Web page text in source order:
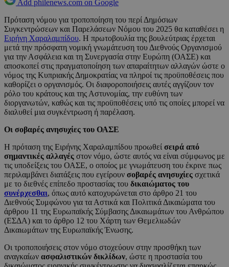
Add philenews.com on Google
Πρόταση νόμου για τροποποίηση του περί Δημόσιων
Συγκεντρώσεων και Παρελάσεων Νόμου του 2025 θα καταθέσει η
Ειρήνη Χαραλαμπίδου. Η πρωτοβουλία της βουλεύτριας έρχεται
μετά την πρόσφατη νομική γνωμάτευση του Διεθνούς Οργανισμού
για την Ασφάλεια και τη Συνεργασία στην Ευρώπη (ΟΑΣΕ) και
αποσκοπεί στις πραγματοποίηση των απαραίτητων αλλαγών ώστε ο
νόμος της Κυπριακής Δημοκρατίας να πληροί τις προϋποθέσεις που
καθορίζει ο οργανισμός. Οι διαφοροποιήσεις αυτές αγγίζουν τον
ρόλο του κράτους και της Αστυνομίας, την ευθύνη των
διοργανωτών, καθώς και τις προϋποθέσεις υπό τις οποίες μπορεί να
διαλυθεί μια συγκέντρωση ή παρέλαση.
Οι σοβαρές ανησυχίες του ΟΑΣΕ
Η πρόταση της Ειρήνης Χαραλαμπίδου προωθεί σειρά από
σημαντικές αλλαγές στον νόμο, ώστε αυτός να είναι σύμφωνος με
τις υποδείξεις του ΟΑΣΕ, ο οποίος με γνωμάτευση του έκρινε πως
περιλαμβάνει διατάξεις που εγείρουν σοβαρές ανησυχίες σχετικά
με το διεθνές επίπεδο προστασίας του δικαιώματος του
συνέρχεσθαι, όπως αυτό κατοχυρώνεται στο άρθρο 21 του
Διεθνούς Συμφώνου για τα Αστικά και Πολιτικά Δικαιώματα του
άρθρου 11 της Ευρωπαϊκής Σύμβασης Δικαιωμάτων του Ανθρώπου
(ΕΣΔΑ) και το άρθρο 12 του Χάρτη των Θεμελιωδών
Δικαιωμάτων της Ευρωπαϊκής Ένωσης.
Οι τροποποιήσεις στον νόμο στοχεύουν στην προσθήκη των
αναγκαίων ασφαλιστικών δικλίδων, ώστε η προστασία του